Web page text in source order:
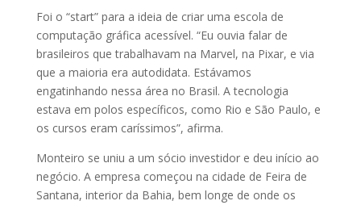
Foi o “start” para a ideia de criar uma escola de
computação gráfica acessível. “Eu ouvia falar de
brasileiros que trabalhavam na Marvel, na Pixar, e via
que a maioria era autodidata. Estávamos
engatinhando nessa área no Brasil. A tecnologia
estava em polos específicos, como Rio e São Paulo, e
os cursos eram caríssimos”, afirma.
Monteiro se uniu a um sócio investidor e deu início ao
negócio. A empresa começou na cidade de Feira de
Santana, interior da Bahia, bem longe de onde os